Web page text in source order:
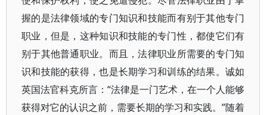
握的是法律领域的专门知识和技能而有别于其他专门
职业，但是，这种知识和技能的专门性，都使它们有
别于其他普通职业。而且，法律职业所需要的专门知
识和技能的获得，也是长期学习和训练的结果。诚如
英国法官科克所言：“法律是一门艺术，在一个人能够
获得对它的认识之前，需要长期的学习和实践。”随着